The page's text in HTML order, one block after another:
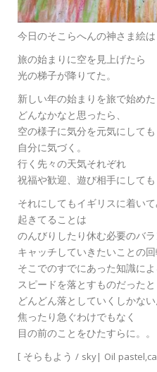
今日のそこらへんの神さま絵は
旅の始まりに空を見上げたら
光の梯子が降りてた。
新しい年の始まりを旅で始めた
どんなかなと思ったら、
空の様子に気分を元気にして
自分に気づく。
行く先々の天気それぞれ
祝福や歓迎、遊び相手にしても
それにしてもイギリスに着い
起きてることは
のんびりしたり休む必要のバラ
キャッチしていきたいことの
そこでのすでにあった知識に
スピードを落とすものだった
どんどん落としていくしかな
焦ったり急ぐわけでもなく
目の前のことをひたすらに。。
[ そらもよう / sky| Oil